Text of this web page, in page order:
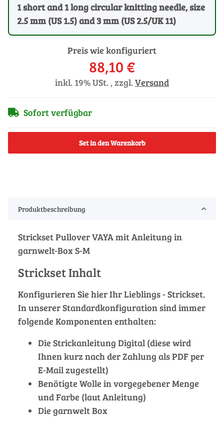
1 short and 1 long circular knitting needle, size
2.5 mm (US 1.5) and 3 mm (US 2.5/UK 11)
Preis wie konfiguriert
88,10 €
inkl. 19% USt. , zzgl.Versand
Sofort verfügbar
Set in den Warenkorb
Produktbeschreibung
Strickset Pullover VAYA mit Anleitung in
garnwelt-Box S-M
Strickset Inhalt
Konfigurieren Sie hier Ihr Lieblings - Strickset.
In unserer Standardkonfiguration sind immer
folgende Komponenten enthalten:
Die Strickanleitung Digital (diese wird
Ihnen kurz nach der Zahlung als PDF per
E-Mail zugestellt)
Benötigte Wolle in vorgegebener Menge
und Farbe (laut Anleitung)
Die garnwelt Box